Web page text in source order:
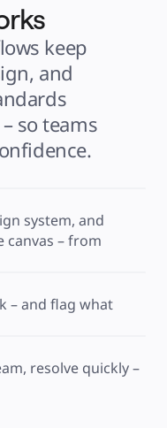
keep
and
so teams
system, and
canvas – from
– and flag what
resolve quickly –